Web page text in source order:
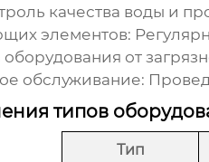
качества воды и
элементов:
оборудования от
обслуживание:
типов
Тип